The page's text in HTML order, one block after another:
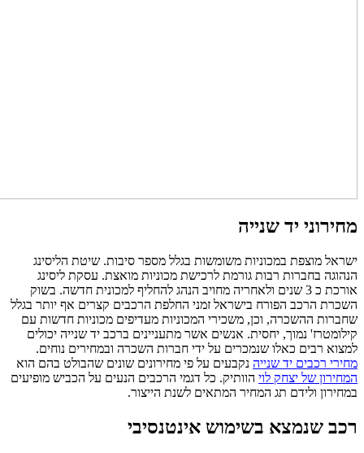
מחירוני יד שנייה
ישראל מוצפת במכוניות משומשות בגלל מספר סיבות. שיטת הליסינג
הנהוגה בחברות רבות גורמת לרכישת מכוניות מואצת. עסקת ליסינג
אורכת כ 3 שנים ולאחריה מחויב הנהג להחליף למכונית חדשה. בשוק
השכרת הרכב הפורח בישראל זמני החלפת הרכבים קצרים אף יותר בגלל
שחברות ההשכרה, וכן, משכירי המכוניות מעדיפים מכוניות חדשות עם
קילומטרז' נמוך, יחסית. אנשים אשר מתעניינים ברכב יד שנייה יכולים
למצוא רבים כאלו שנמכרים על ידי חברות השכרה ובמחירים נוחים.
מחירי רכבים יד שנייה נקבעים על פי מחירונים שונים שהבולט בהם הוא
המחירון של יצחק לוי הוותיק. כל דגמי הרכבים הנעים על הכביש מופיעים
במחירון ולידם תג המחיר המתאים לשנת הייצור.
רכב שנמצא בשימוש אינטנסיבי